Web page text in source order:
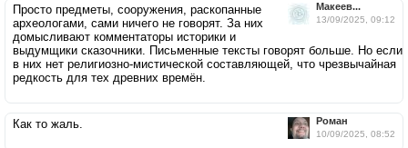
Макеев...
13/09/2025, 09:12
Просто предметы, сооружения, раскопанные
археологами, сами ничего не говорят. За них
домысливают комментаторы историки и
выдумщики сказочники. Письменные тексты говорят больше. Но если
в них нет религиозно-мистической составляющей, что чрезвычайная
редкость для тех древних времён.
Роман
10/09/2025, 08:52
Как то жаль.